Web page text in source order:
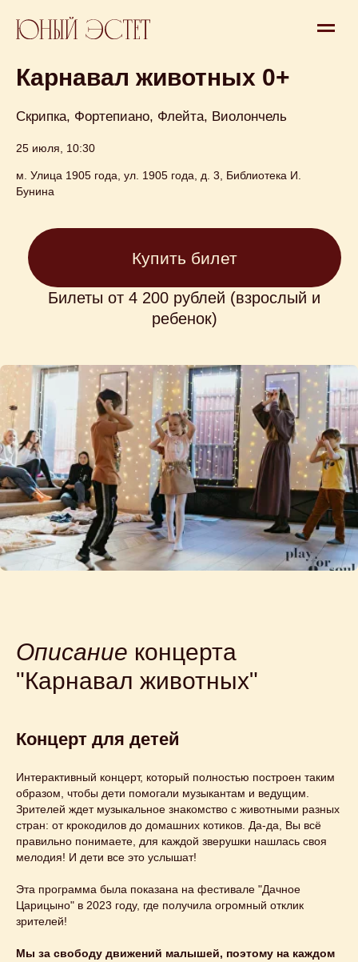
Концерт
Карнавал животных 0+
Скрипка, Фортепиано, Флейта, Виолончель
25 июля, 10:30
м. Улица 1905 года, ул. 1905 года, д. 3, Библиотека И.
Бунина
Купить билет
ребенок)
Описание концерта
"Карнавал животных"
Концерт для детей
Интерактивный концерт, который полностью построен таким
образом, чтобы дети помогали музыкантам и ведущим.
Зрителей ждет музыкальное знакомство с животными разных
стран: от крокодилов до домашних котиков. Да-да, Вы всё
правильно понимаете, для каждой зверушки нашлась своя
мелодия! И дети все это услышат!
Эта программа была показана на фестивале "Дачное
Царицыно" в 2023 году, где получила огромный отклик
зрителей!
Мы за свободу движений малышей, поэтому на каждом